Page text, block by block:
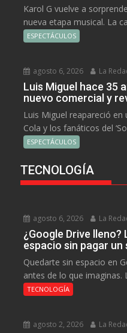
Karol G vuelve a
nueva etapa musical. La
ESPECTÁCULOS
agosto 6, 2026 La
Luis Miguel hace 35
nuevo comercial y
Luis Miguel reapareció
Cola y los fanáticos del
ESPECTÁCULOS
TECNOLOGÍA
agosto 6, 2026 La
¿Google Drive
espacio sin pagar un
Quedarte sin espacio en
antes de lo que imaginas.
TECNOLOGÍA
agosto 2, 2026 La